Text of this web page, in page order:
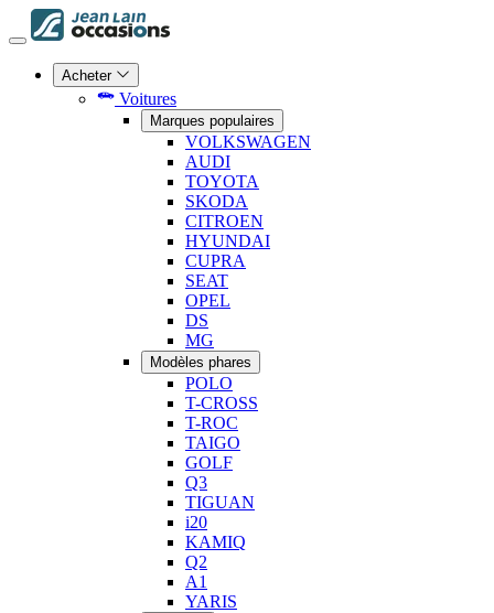
Acheter
Voitures
Marques populaires
VOLKSWAGEN
AUDI
TOYOTA
SKODA
CITROEN
HYUNDAI
CUPRA
SEAT
OPEL
DS
MG
Modèles phares
POLO
T-CROSS
T-ROC
TAIGO
GOLF
Q3
TIGUAN
i20
KAMIQ
Q2
A1
YARIS